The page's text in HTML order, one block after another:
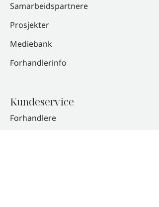
Samarbeidspartnere
Prosjekter
Mediebank
Forhandlerinfo
Kundeservice
Forhandlere